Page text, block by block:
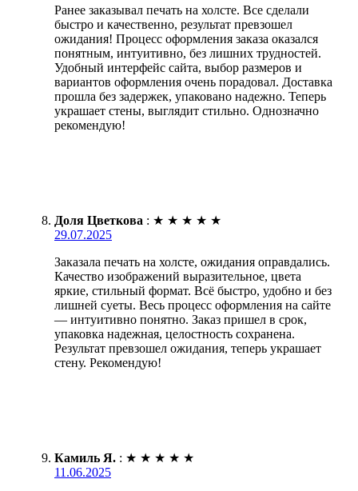
Ранее заказывал печать на холсте. Все сделали
быстро и качественно, результат превзошел
ожидания! Процесс оформления заказа оказался
понятным, интуитивно, без лишних трудностей.
Удобный интерфейс сайта, выбор размеров и
вариантов оформления очень порадовал. Доставка
прошла без задержек, упаковано надежно. Теперь
украшает стены, выглядит стильно. Однозначно
рекомендую!
Доля Цветкова : ★ ★ ★ ★ ★
29.07.2025
Заказала печать на холсте, ожидания оправдались.
Качество изображений выразительное, цвета
яркие, стильный формат. Всё быстро, удобно и без
лишней суеты. Весь процесс оформления на сайте
— интуитивно понятно. Заказ пришел в срок,
упаковка надежная, целостность сохранена.
Результат превзошел ожидания, теперь украшает
стену. Рекомендую!
Камиль Я. : ★ ★ ★ ★ ★
11.06.2025